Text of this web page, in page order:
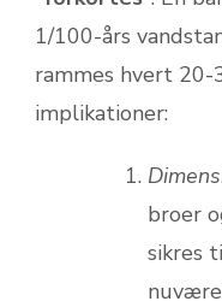
1/100-års
rammes hvert
implikationer:
broer
sikres